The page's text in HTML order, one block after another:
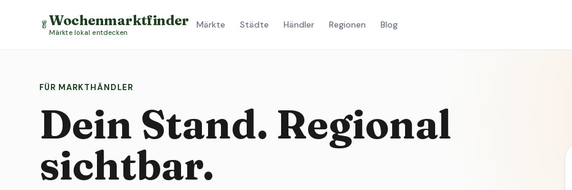
🥬Wochenmarktfinder
Märkte lokal entdecken
Märkte Städte Händler Regionen Blog
FÜR MARKTHÄNDLER
Dein Stand. Regional
sichtbar.